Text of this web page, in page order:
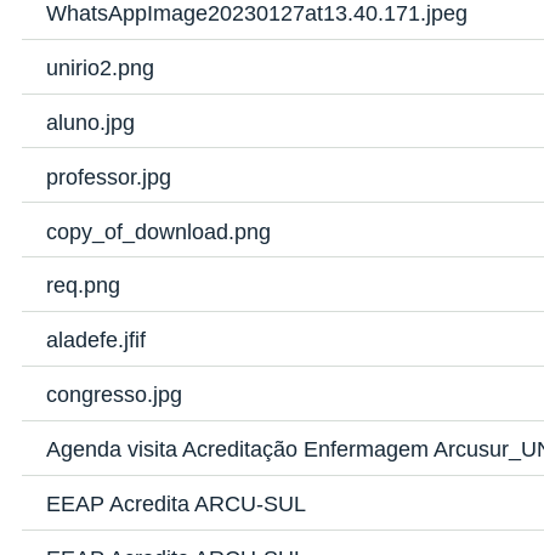
WhatsAppImage20230127at13.40.171.jpeg
unirio2.png
aluno.jpg
professor.jpg
copy_of_download.png
req.png
aladefe.jfif
congresso.jpg
Agenda visita Acreditação Enfermagem
EEAP Acredita ARCU-SUL